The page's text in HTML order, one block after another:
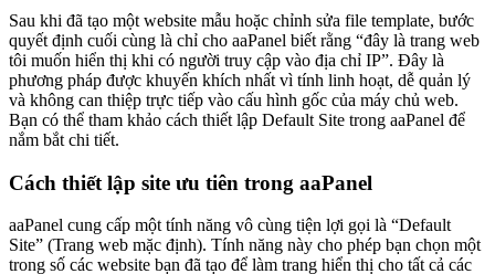
Sau khi đã tạo một website mẫu hoặc chỉnh sửa file template, bước
quyết định cuối cùng là chỉ cho aaPanel biết rằng “đây là trang web
tôi muốn hiển thị khi có người truy cập vào địa chỉ IP”. Đây là
phương pháp được khuyến khích nhất vì tính linh hoạt, dễ quản lý
và không can thiệp trực tiếp vào cấu hình gốc của máy chủ web.
Bạn có thể tham khảo cách thiết lập Default Site trong aaPanel để
nắm bắt chi tiết.
Cách thiết lập site ưu tiên trong aaPanel
aaPanel cung cấp một tính năng vô cùng tiện lợi gọi là “Default
Site” (Trang web mặc định). Tính năng này cho phép bạn chọn một
trong số các website bạn đã tạo để làm trang hiển thị cho tất cả các